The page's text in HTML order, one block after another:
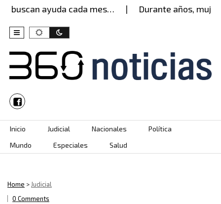
ayuda cada mes… Durante años, mujer
Skip to content
Inicio Judicial Nacionales
Política
Mundo
Especiales Salud
Home >Judicial
0 Comments